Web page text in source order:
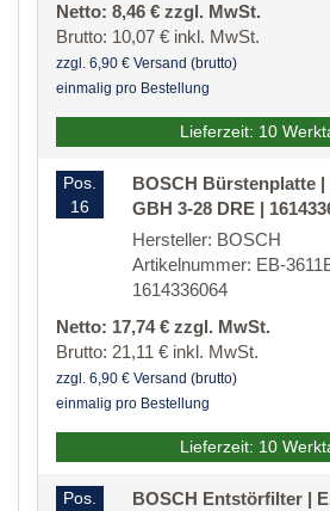
Netto: 8,46 € zzgl. MwSt.
Brutto: 10,07 € inkl. MwSt.
zzgl. 6,90 € Versand (brutto)
einmalig pro Bestellung
Lieferzeit: 10
Pos.
16
BOSCH Bürstenplatte
GBH 3-28 DRE |
Hersteller: BOSCH
Artikelnummer: EB-
1614336064
Netto: 17,74 € zzgl. MwSt.
Brutto: 21,11 € inkl. MwSt.
zzgl. 6,90 € Versand (brutto)
einmalig pro Bestellung
Lieferzeit: 10
Pos.
BOSCH Entstörfilter |